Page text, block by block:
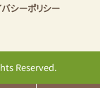
バシーポリシー
Reserved.